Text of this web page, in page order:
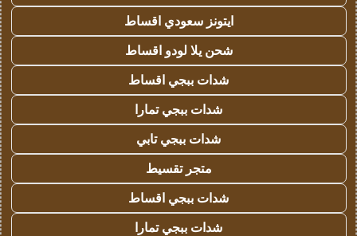
ايتونز سعودي اقساط
شحن يلا لودو اقساط
شدات ببجي اقساط
شدات ببجي تمارا
شدات ببجي تابي
متجر تقسيط
شدات ببجي اقساط
شدات ببجي تمارا